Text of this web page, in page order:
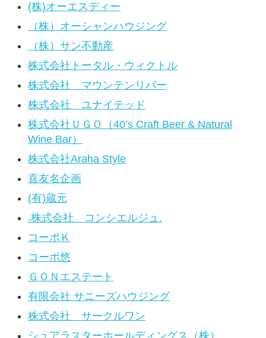
(株)オーエスディー
（株）オーシャンハウジング
（株）サン不動産
株式会社トータル・ウィクトル
株式会社 マウンテンリバー
株式会社 ユナイテッド
株式会社ＵＧＯ（40’s Craft Beer & Natural
Wine Bar）
株式会社Araha Style
喜友名企画
(有)蔵元
.株式会社 コンシエルジュ.
コーポＫ
コーポ悠
ＧＯＮエステート
有限会社 サニーズハウジング
株式会社 サークルワン
シュアラスターホールディングス（株）